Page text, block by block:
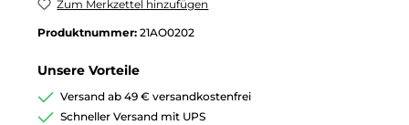
Zum Merkzettel hinzufügen
Produktnummer: 21AO0202
Unsere Vorteile
Versand ab 49 € versandkostenfrei
Schneller Versand mit UPS